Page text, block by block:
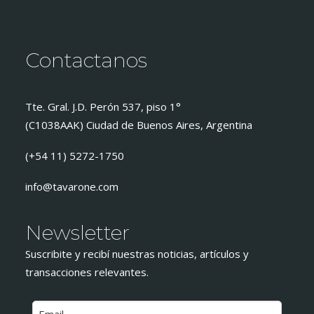
Contactanos
Tte. Gral. J.D. Perón 537, piso 1°
(C1038AAK) Ciudad de Buenos Aires, Argentina
(+54 11) 5272-1750
info@tavarone.com
Newsletter
Suscribite y recibí nuestras noticias, artículos y
transacciones relevantes.